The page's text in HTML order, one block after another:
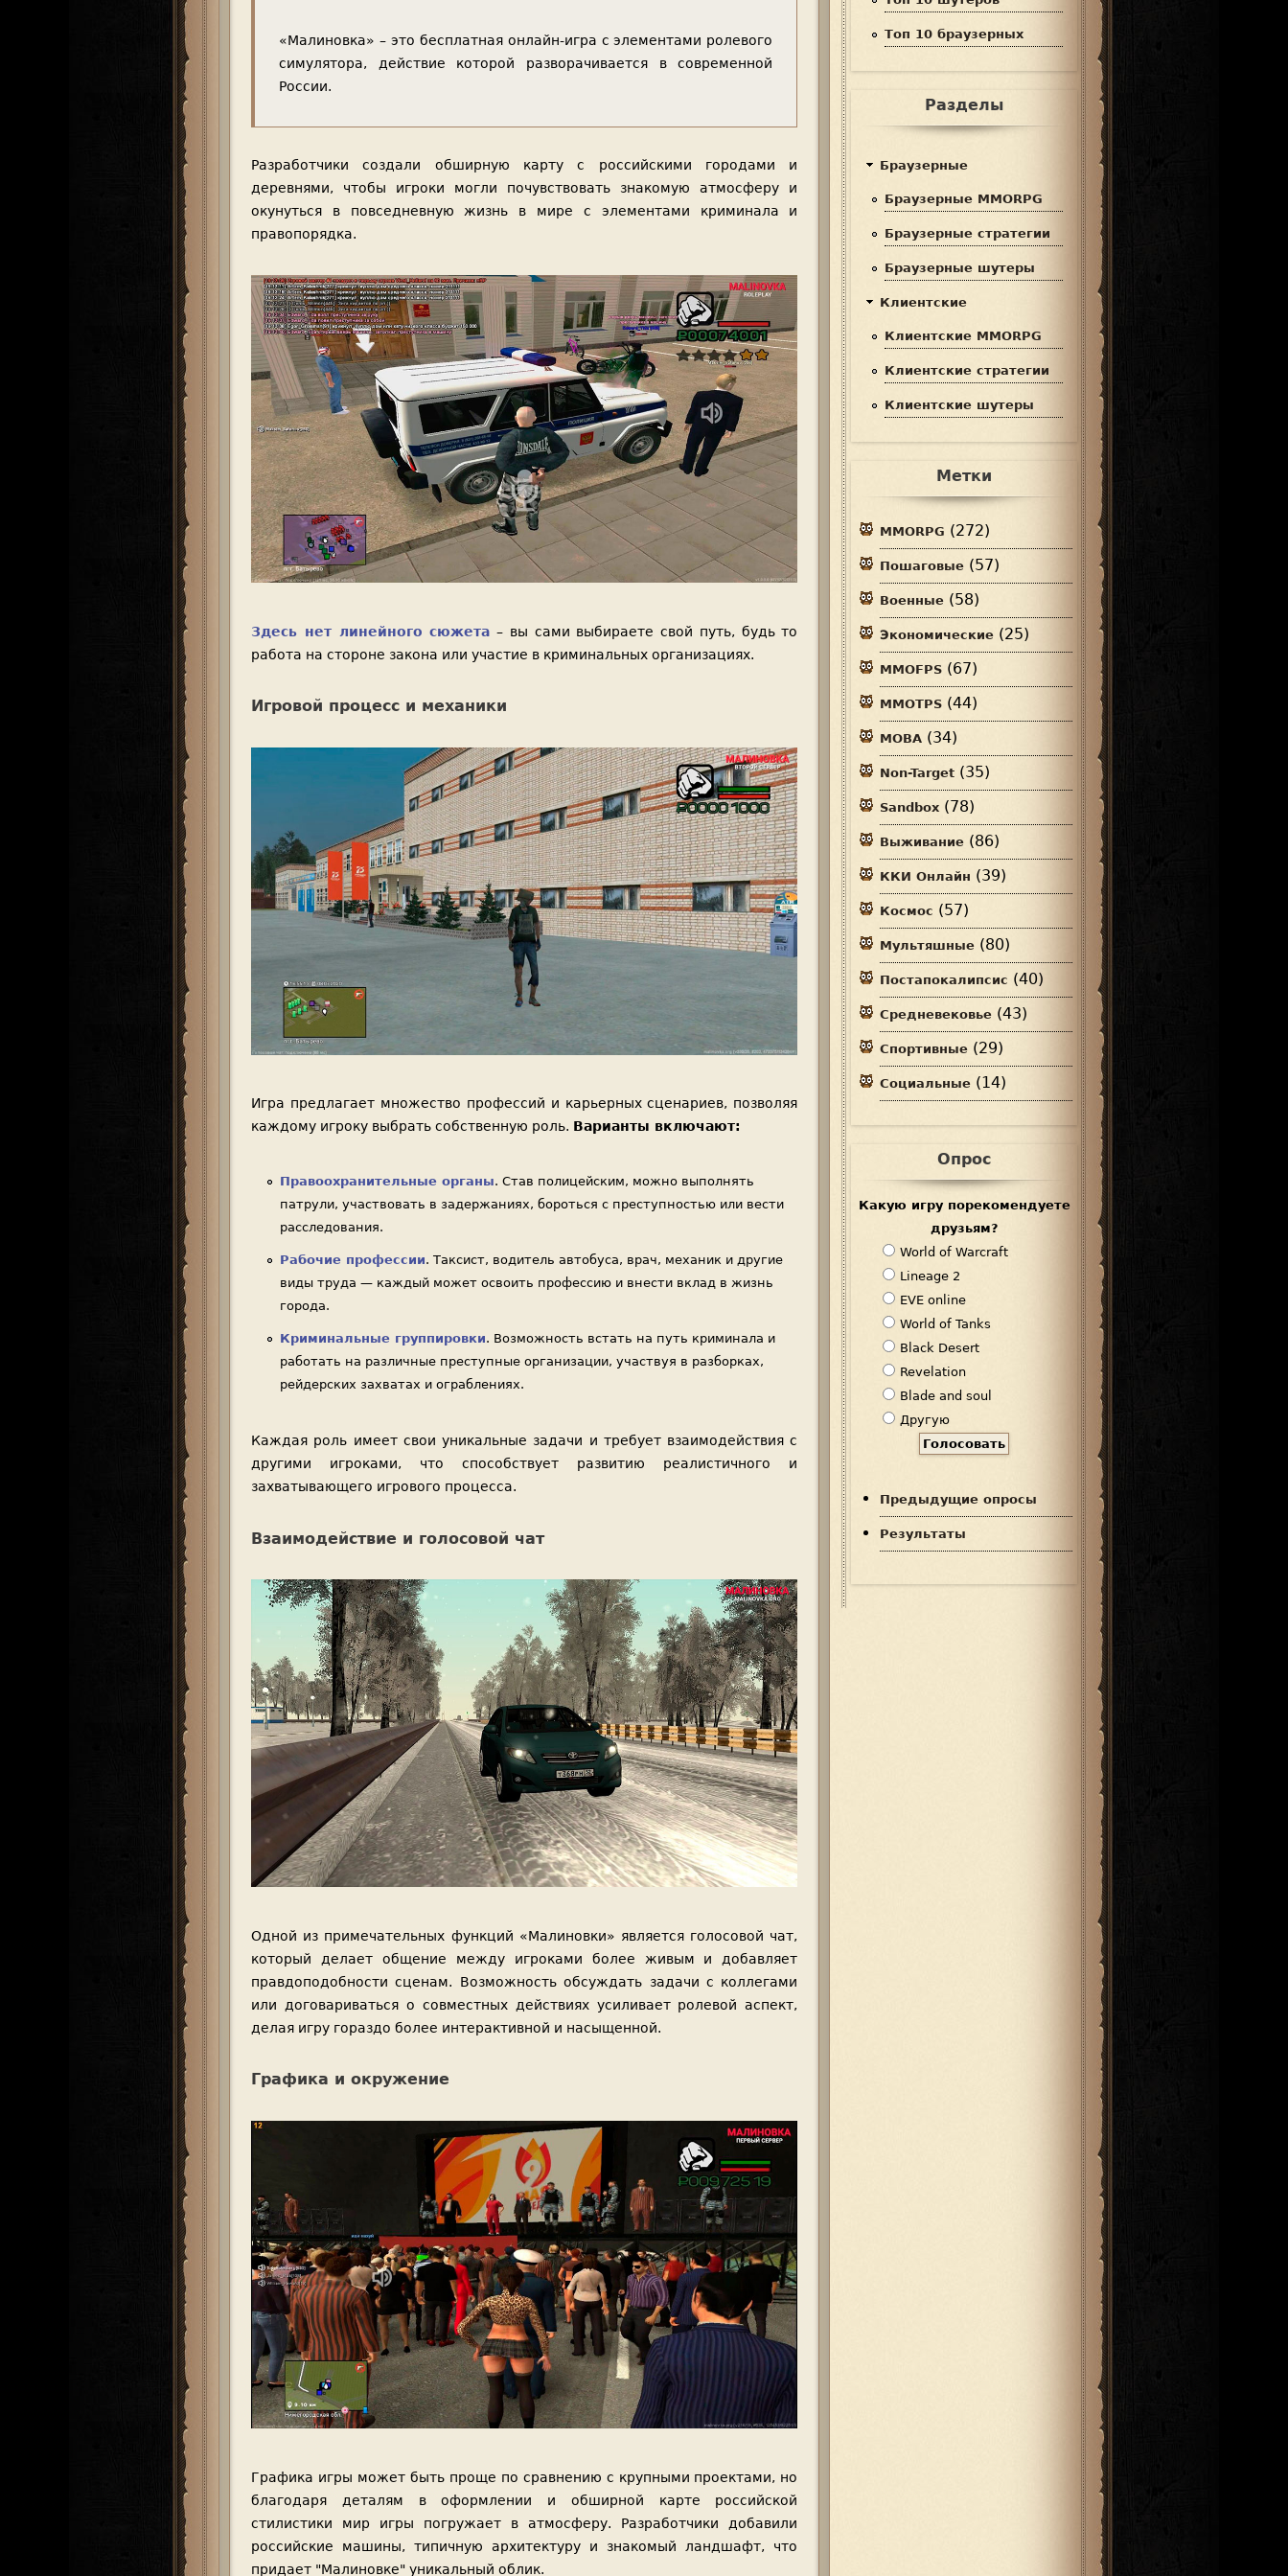
«Малиновка» – это бесплатная онлайн-игра с элементами ролевого
симулятора, действие которой разворачивается в современной
России.
Разработчики создали обширную карту с российскими городами и
деревнями, чтобы игроки могли почувствовать знакомую атмосферу и
окунуться в повседневную жизнь в мире с элементами криминала и
правопорядка.
Здесь нет линейного сюжета – вы сами выбираете свой путь, будь то
работа на стороне закона или участие в криминальных организациях.
Игровой процесс и механики
Игра предлагает множество профессий и карьерных сценариев, позволяя
каждому игроку выбрать собственную роль. Варианты включают:
Правоохранительные органы. Став полицейским, можно выполнять
патрули, участвовать в задержаниях, бороться с преступностью или вести
расследования.
Рабочие профессии. Таксист, водитель автобуса, врач, механик и другие
виды труда — каждый может освоить профессию и внести вклад в жизнь
города.
Криминальные группировки. Возможность встать на путь криминала и
работать на различные преступные организации, участвуя в разборках,
рейдерских захватах и ограблениях.
Каждая роль имеет свои уникальные задачи и требует взаимодействия с
другими игроками, что способствует развитию реалистичного и
захватывающего игрового процесса.
Взаимодействие и голосовой чат
Одной из примечательных функций «Малиновки» является голосовой чат,
который делает общение между игроками более живым и добавляет
правдоподобности сценам. Возможность обсуждать задачи с коллегами
или договариваться о совместных действиях усиливает ролевой аспект,
делая игру гораздо более интерактивной и насыщенной.
Графика и окружение
Графика игры может быть проще по сравнению с крупными проектами, но
благодаря деталям в оформлении и обширной карте российской
стилистики мир игры погружает в атмосферу. Разработчики добавили
российские машины, типичную архитектуру и знакомый ландшафт, что
придает "Малиновке" уникальный облик.
Топ 10 браузерных
Разделы
Браузерные
Браузерные MMORPG
Браузерные стратегии
Браузерные шутеры
Клиентские
Клиентские MMORPG
Клиентские стратегии
Клиентские шутеры
Метки
MMORPG (272)
Пошаговые (57)
Военные (58)
Экономические (25)
MMOFPS (67)
MMOTPS (44)
MOBA (34)
Non-Target (35)
Sandbox (78)
Выживание (86)
ККИ Онлайн (39)
Космос (57)
Мультяшные (80)
Постапокалипсис (40)
Средневековье (43)
Спортивные (29)
Социальные (14)
Опрос
Какую игру порекомендуете
друзьям?
В
а
р
и
а
н
т
ы
World of Warcraft
Lineage 2
EVE online
World of Tanks
Black Desert
Revelation
Blade and soul
Другую
Предыдущие опросы
Результаты